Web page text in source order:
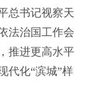
总书记视察天
法治国工作会
推进更高水平
代化“滨城”样